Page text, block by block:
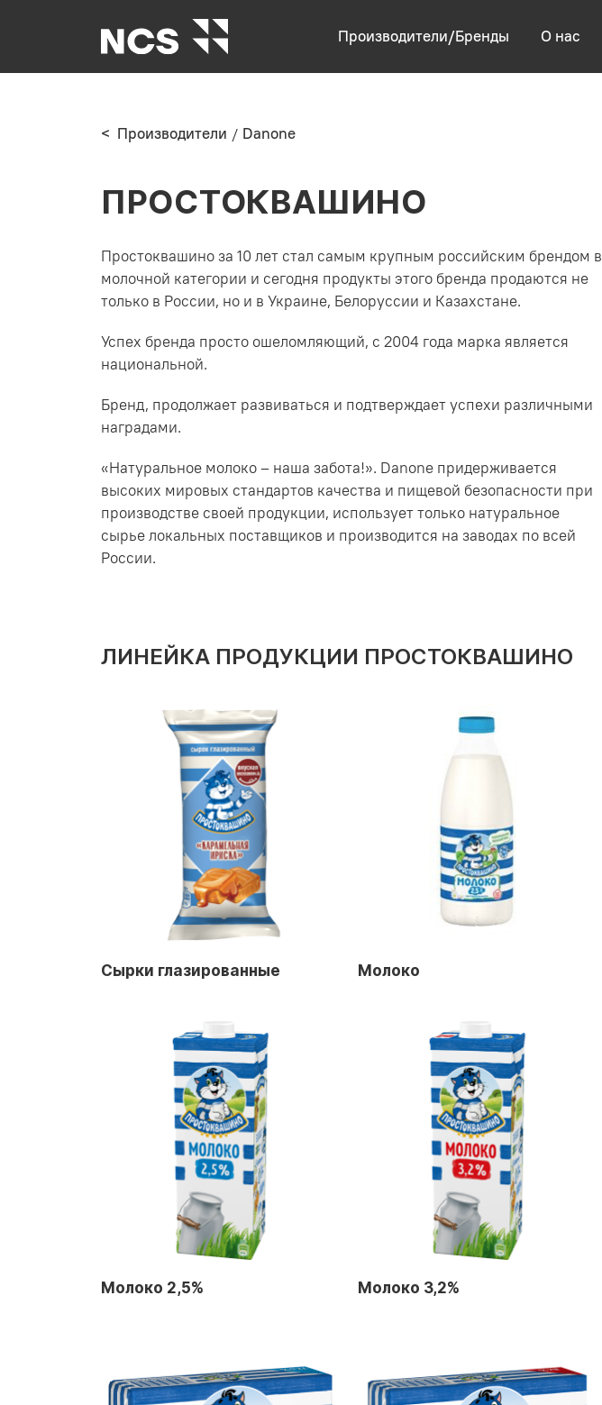
Производители/Бренды О нас
< Производители Danone
ПРОСТОКВАШИНО
Простоквашино за 10 лет стал самым крупным российским брендом в
молочной категории и сегодня продукты этого бренда продаются не
только в России, но и в Украине, Белоруссии и Казахстане.
Успех бренда просто ошеломляющий, с 2004 года марка является
национальной.
Бренд, продолжает развиваться и подтверждает успехи различными
наградами.
«Натуральное молоко – наша забота!». Danone придерживается
высоких мировых стандартов качества и пищевой безопасности при
производстве своей продукции, использует только натуральное
сырье локальных поставщиков и производится на заводах по всей
России.
ЛИНЕЙКА ПРОДУКЦИИ ПРОСТОКВАШИНО
Сырки глазированные Молоко
Молоко 2,5% Молоко 3,2%